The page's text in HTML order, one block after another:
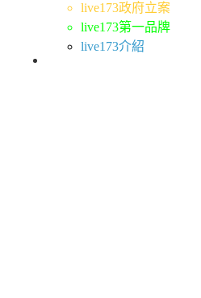
live173政府立案
live173第一品牌
live173介紹